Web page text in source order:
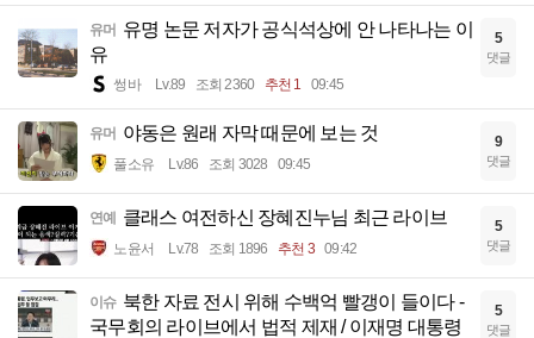
유머 유명 논문 저자가 공식석상에 안 나타나는 이
유
썽바 Lv.89 조회 2360 추천 1 09:45
5
댓글
유머 야동은 원래 자막 때문에 보는 것
풀소유 Lv.86 조회 3028 09:45
9
댓글
연예 클래스 여전하신 장혜진누님 최근 라이브
노윤서 Lv.78 조회 1896 추천 3 09:42
5
댓글
이슈 북한 자료 전시 위해 수백억 빨갱이 들이다 -
국무회의 라이브에서 법적 제재 / 이재명 대통령
5
댓글